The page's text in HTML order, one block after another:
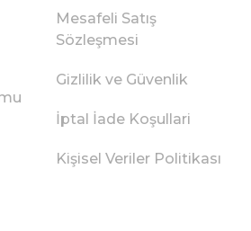
Mesafeli Satış
Sözleşmesi
Gizlilik ve Güvenlik
İptal İade Koşullari
Kişisel Veriler Politikası